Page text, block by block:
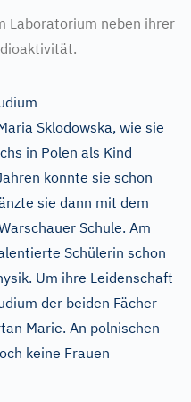
Laboratorium neben ihrer
Sklodowska, wie sie
in Polen als Kind
konnte sie schon
sie dann mit dem
Schule. Am
Schülerin schon
Um ihre Leidenschaft
der beiden Fächer
Marie. An polnischen
keine Frauen